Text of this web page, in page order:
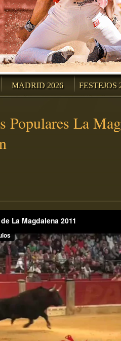
MADRID 2026 FESTEJOS
Populares La